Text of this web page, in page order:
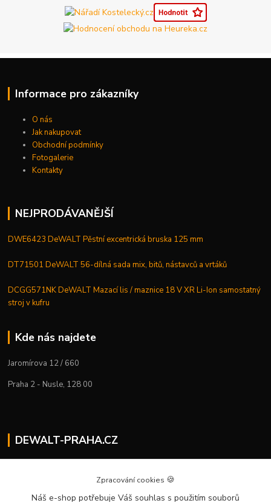
Informace pro zákazníky
O nás
Jak nakupovat
Obchodní podmínky
Fotogalerie
Kontakty
NEJPRODÁVANĚJŠÍ
DWE6423 DeWALT Pěstní excentrická bruska 125 mm
DT71501 DeWALT 56-dílná sada mix, bitů, nástavců a vrtáků
DCGG571NK DeWALT Mazací lis / maznice 18 V XR Li-Ion samostatný
stroj v kufru
Kde nás najdete
Jaromírova 12 / 660
Praha 2 - Nusle, 128 00
DEWALT-PRAHA.CZ
+420 224 936 535
Zpracování cookies 🍪
Náš e-shop potřebuje Váš souhlas s použitím souborů